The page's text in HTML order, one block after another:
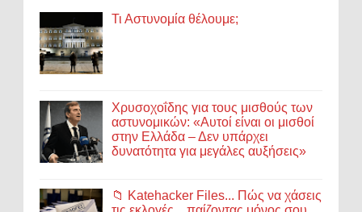
Τι Αστυνομία θέλουμε;
Χρυσοχοΐδης για τους μισθούς των
αστυνομικών: «Αυτοί είναι οι μισθοί
στην Ελλάδα – Δεν υπάρχει
δυνατότητα για μεγάλες αυξήσεις»
📁 Katehacker Files... Πώς να χάσεις